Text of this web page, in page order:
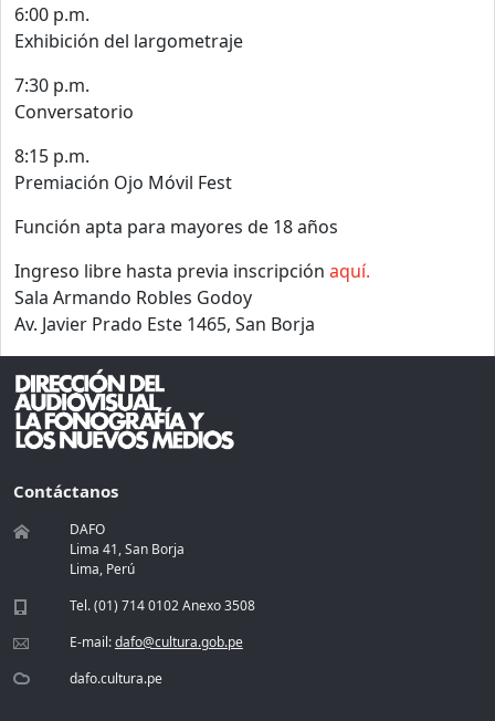
6:00 p.m.
Exhibición del largometraje
7:30 p.m.
Conversatorio
8:15 p.m.
Premiación Ojo Móvil Fest
Función apta para mayores de 18 años
Ingreso libre hasta previa inscripción aquí.
Sala Armando Robles Godoy
Av. Javier Prado Este 1465, San Borja
Contáctanos
DAFO
Lima 41, San Borja
Lima, Perú
Tel. (01) 714 0102 Anexo 3508
E-mail:dafo@cultura.gob.pe
dafo.cultura.pe